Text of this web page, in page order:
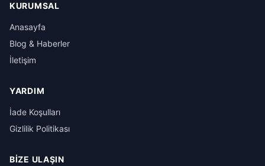
KURUMSAL
Anasayfa
Blog & Haberler
İletişim
YARDIM
İade Koşulları
Gizlilik Politikası
BIZE ULAŞIN